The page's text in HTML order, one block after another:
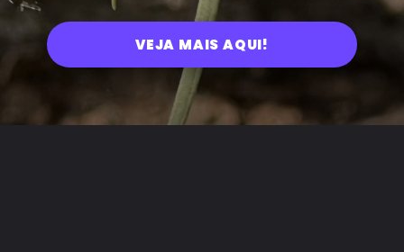
VEJA MAIS AQUI!